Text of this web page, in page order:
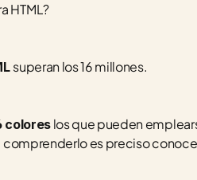
HTML?
superan los 16 millones.
colores los que pueden
comprenderlo es preciso